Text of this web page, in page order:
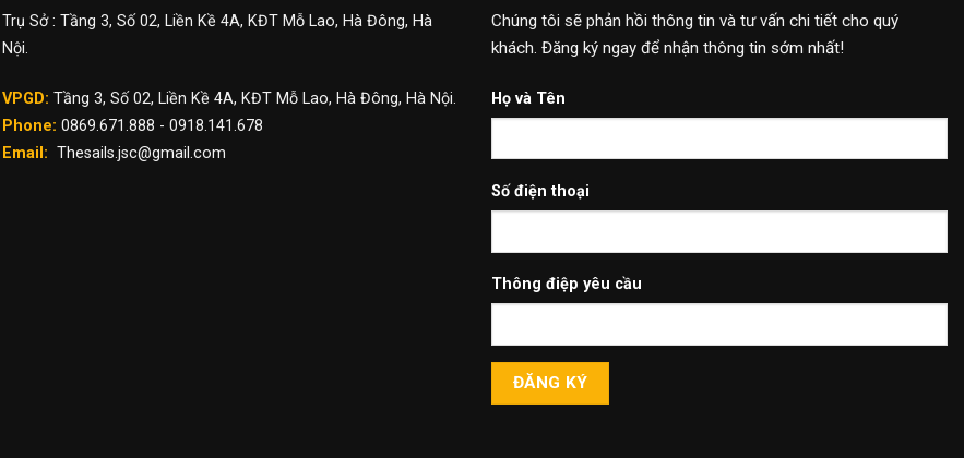
Trụ Sở : Tầng 3, Số 02, Liền Kề 4A, KĐT Mỗ Lao, Hà Đông, Hà
Nội.
VPGD: Tầng 3, Số 02, Liền Kề 4A, KĐT Mỗ Lao, Hà Đông, Hà Nội.
Phone: 0869.671.888 - 0918.141.678
Email: Thesails.jsc@gmail.com
Chúng tôi sẽ phản hồi thông tin và tư vấn chi tiết cho quý
khách. Đăng ký ngay để nhận thông tin sớm nhất!
Họ và Tên
Số điện thoại
Thông điệp yêu cầu